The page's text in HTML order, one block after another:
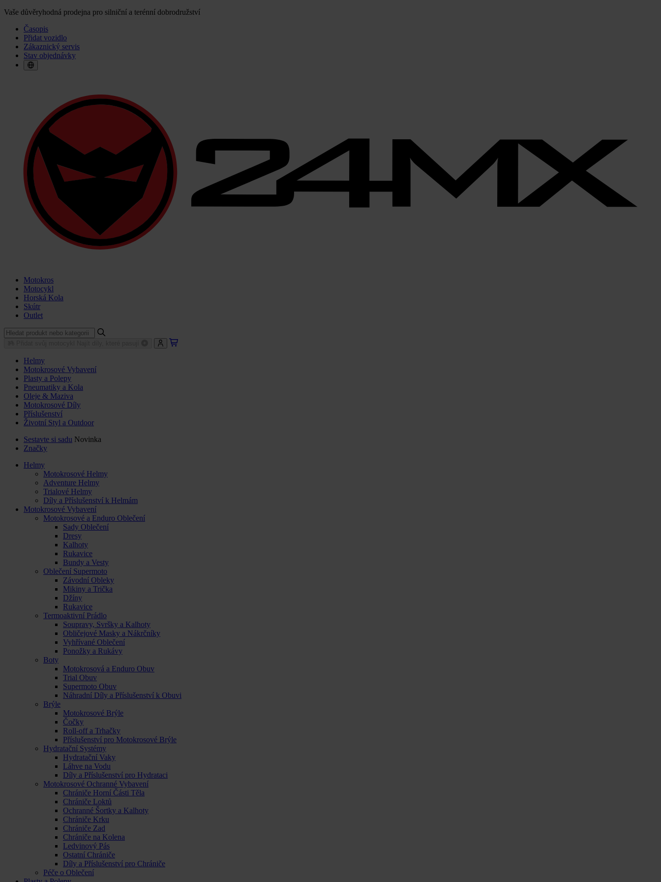
Vaše důvěryhodná prodejna pro silniční a terénní dobrodružství
Časopis
Přidat vozidlo
Zákaznický servis
Stav objednávky
Motokros
Motocykl
Horská Kola
Skútr
Outlet
Helmy
Motokrosové Vybavení
Plasty a Polepy
Pneumatiky a Kola
Oleje & Maziva
Motokrosové Díly
Příslušenství
Životní Styl a Outdoor
Sestavte si sadu Novinka
Značky
Helmy
Motokrosové Helmy
Adventure Helmy
Trialové Helmy
Díly a Příslušenství k Helmám
Motokrosové Vybavení
Motokrosové a Enduro Oblečení
Sady Oblečení
Dresy
Kalhoty
Rukavice
Bundy a Vesty
Oblečení Supermoto
Závodní Obleky
Mikiny a Trička
Džíny
Rukavice
Termoaktivní Prádlo
Soupravy, Svršky a Kalhoty
Obličejové Masky a Nákrčníky
Vyhřívané Oblečení
Ponožky a Rukávy
Boty
Motokrosová a Enduro Obuv
Trial Obuv
Supermoto Obuv
Náhradní Díly a Příslušenství k Obuvi
Brýle
Motokrosové Brýle
Čočky
Roll-off a Trhačky
Příslušenství pro Motokrosové Brýle
Hydratační Systémy
Hydratační Vaky
Láhve na Vodu
Díly a Příslušenství pro Hydrataci
Motokrosové Ochranné Vybavení
Chrániče Horní Části Těla
Chrániče Loktů
Ochranné Šortky a Kalhoty
Chrániče Krku
Chrániče Zad
Chrániče na Kolena
Ledvinový Pás
Ostatní Chrániče
Díly a Příslušenství pro Chrániče
Péče o Oblečení